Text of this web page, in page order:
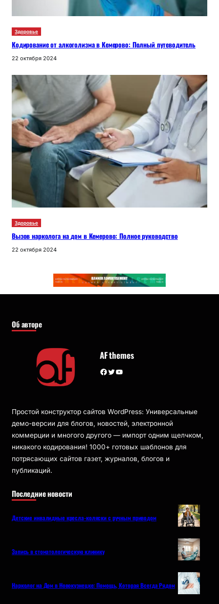
Здоровье
Кодирование от алкоголизма в Кемерово: Полный путеводитель
22 октября 2024
Здоровье
Вызов нарколога на дом в Кемерово: Полное руководство
22 октября 2024
Об авторе
AF themes
Facebook Twitter YouTube
Простой конструктор сайтов WordPress: Универсальные
демо-версии для блогов, новостей, электронной
коммерции и многого другого — импорт одним щелчком,
никакого кодирования! 1000+ готовых шаблонов для
потрясающих сайтов газет, журналов, блогов и
публикаций.
Последние новости
Детские инвалидные кресла-коляски с ручным приводом
Запись в стоматологическую клинику
Нарколог на Дом в Новокузнецке: Помощь, Которая Всегда Рядом